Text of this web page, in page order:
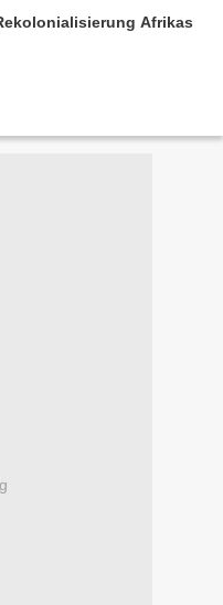
Afrikas